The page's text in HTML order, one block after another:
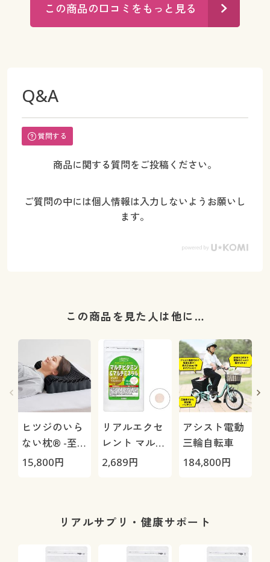
この商品の口コミをもっと見る
Q&A
質問する
商品に関する質問をご投稿ください。
ご質問の中には個人情報は入力しないようお願いし
ます。
この商品を見た人は他に…
ヒツジのいら
ない枕® -至
極-
15,800円
リアルエクセ
レント マルチ
ビタミン&マ
2,689円
アシスト電動
三輪自転車
184,800円
リアルサプリ・健康サポート